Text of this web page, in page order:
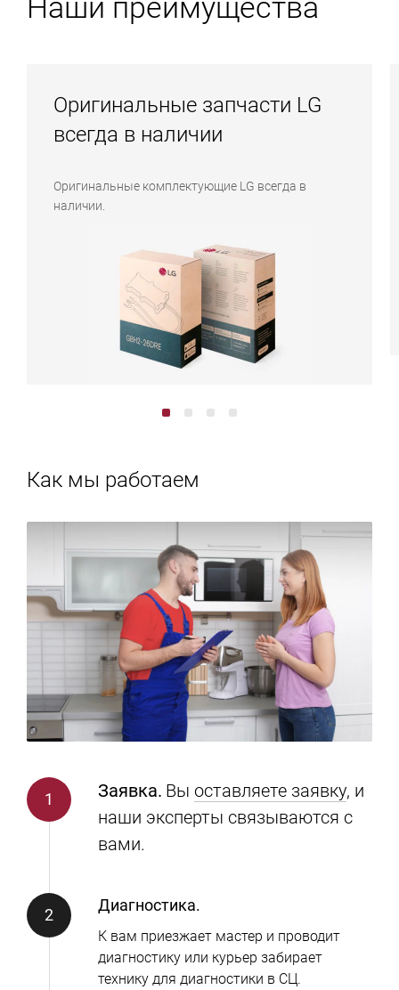
Оригинальные запчасти LG
всегда в наличии
Оригинальные комплектующие LG всегда в
наличии.
Как мы работаем
Заявка. Вы оставляете заявку, и
наши эксперты связываются с
вами.
Диагностика.
К вам приезжает мастер и проводит
диагностику или курьер забирает
технику для диагностики в СЦ.